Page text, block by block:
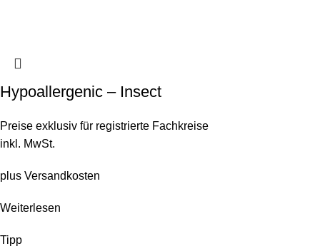
Hypoallergenic – Insect
Preise exklusiv für registrierte Fachkreise
inkl. MwSt.
plus Versandkosten
Weiterlesen
Tipp